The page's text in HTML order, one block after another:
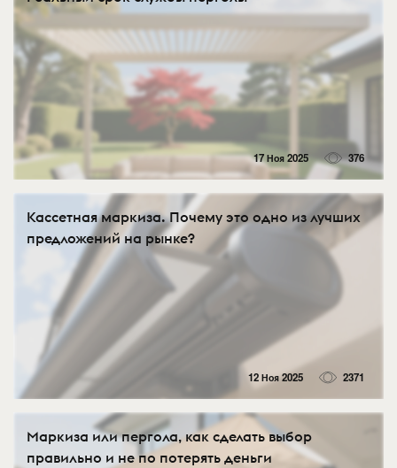
17 Ноя 2025 376
Кассетная маркиза. Почему это одно из лучших
предложений на рынке?
12 Ноя 2025 2371
Маркиза или пергола, как сделать выбор
правильно и не по потерять деньги